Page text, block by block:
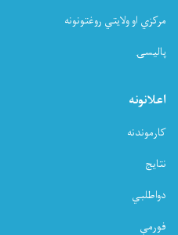
مرکزي او ولایتي روغتونونه
پالیسۍ
اعلانونه
کارموندنه
نتایج
دواطلبي
فورمې